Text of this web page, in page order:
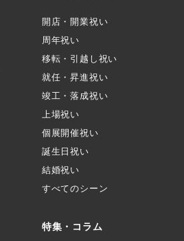
開店・開業祝い
周年祝い
移転・引越し祝い
就任・昇進祝い
竣工・落成祝い
上場祝い
個展開催祝い
誕生日祝い
結婚祝い
すべてのシーン
特集・コラム